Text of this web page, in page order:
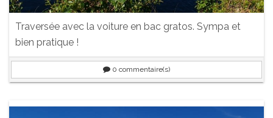
Traversée avec la voiture en bac gratos. Sympa et
bien pratique !
0 commentaire(s)